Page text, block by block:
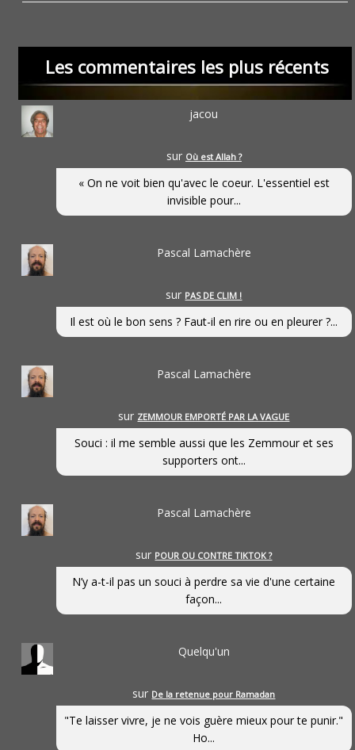
Les commentaires les plus récents
jacou
sur Où est Allah ?
« On ne voit bien qu'avec le coeur. L'essentiel est
invisible pour...
Pascal Lamachère
sur PAS DE CLIM !
Il est où le bon sens ? Faut-il en rire ou en pleurer ?...
Pascal Lamachère
sur ZEMMOUR EMPORTÉ PAR LA VAGUE
Souci : il me semble aussi que les Zemmour et ses
supporters ont...
Pascal Lamachère
sur POUR OU CONTRE TIKTOK ?
N’y a-t-il pas un souci à perdre sa vie d'une certaine
façon...
Quelqu'un
sur De la retenue pour Ramadan
"Te laisser vivre, je ne vois guère mieux pour te punir."
Ho...